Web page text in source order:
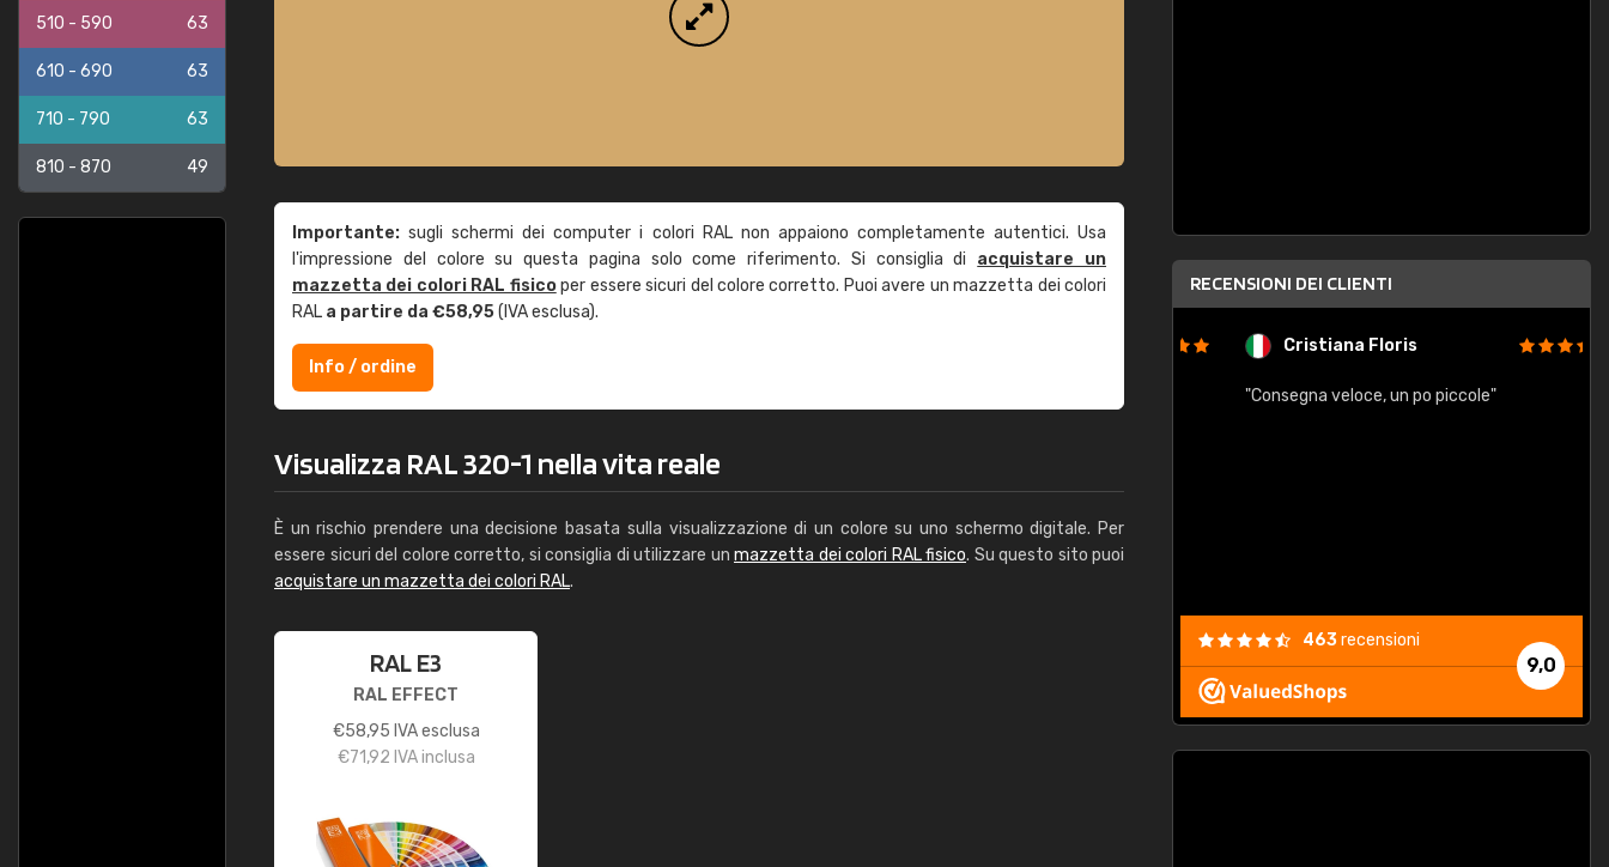
510 - 590 63
610 - 690 63
710 - 790 63
810 - 870 49
Importante: sugli schermi dei computer i colori RAL non appaiono completamente autentici. Usa
l'impressione del colore su questa pagina solo come riferimento. Si consiglia di acquistare un
mazzetta dei colori RAL fisicoper essere sicuri del colore corretto. Puoi avere un mazzetta dei colori
RAL a partire da €58,95(IVA esclusa).
Info / ordine
Visualizza RAL 320-1 nella vita reale
È un rischio prendere una decisione basata sulla visualizzazione di un colore su uno schermo digitale. Per
essere sicuri del colore corretto, si consiglia di utilizzare un mazzetta dei colori RAL fisico. Su questo sito puoi
acquistare un mazzetta dei colori RAL.
RAL E3
RAL EFFECT
€58,95 IVA esclusa
€71,92 IVA inclusa
RECENSIONI DEI CLIENTI
Cristiana Floris
"Consegna veloce, un po piccole"
9,0
463recensioni